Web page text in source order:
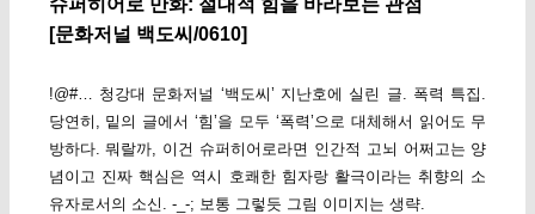
[문화저널 백도씨/0610]
!@#… 청강대 문화저널 ‘백도씨’ 지난호에 실린 글. 폭력 특집.
당연히, 밑의 글에서 ‘힘’을 모두 ‘폭력’으로 대체해서 읽어도 무
방하다. 뭐랄까, 이건 슈퍼히어로라면 인간적 고뇌 어쩌고는 양
념이고 진짜 핵심은 역시 호쾌한 힘자랑 활극이라는 취향의 소
유자로서의 소신. -_-; 보통 그렇듯 그림 이미지는 생략.